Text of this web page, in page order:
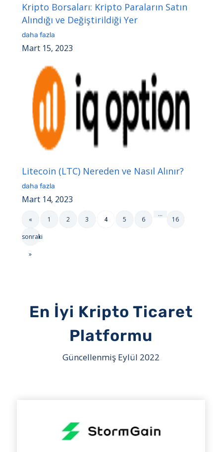
Kripto Borsaları: Kripto Paraların Satın
Alındığı ve Değiştirildiği Yer
daha fazla
Mart 15, 2023
Litecoin (LTC) Nereden ve Nasıl Alınır?
daha fazla
Mart 14, 2023
«
önceki
1 2 3 4 5 6
…
16
sonraki
»
En İyi Kripto Ticaret
Platformu
Güncellenmiş Eylül 2022